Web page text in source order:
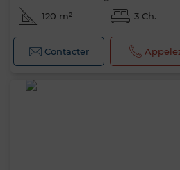
120 m² 3 Ch.
Contacter
Bonjour, je suis MIA.